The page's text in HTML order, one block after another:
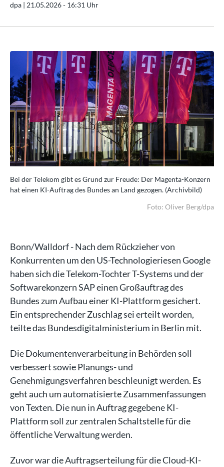
dpa | 21.05.2026 - 16:31 Uhr
Bei der Telekom gibt es Grund zur Freude: Der Magenta-Konzern
hat einen KI-Auftrag des Bundes an Land gezogen. (Archivbild)
Foto: Oliver Berg/dpa
Bonn/Walldorf - Nach dem Rückzieher von
Konkurrenten um den US-Technologieriesen Google
haben sich die Telekom-Tochter T-Systems und der
Softwarekonzern SAP einen Großauftrag des
Bundes zum Aufbau einer KI-Plattform gesichert.
Ein entsprechender Zuschlag sei erteilt worden,
teilte das Bundesdigitalministerium in Berlin mit.
Die Dokumentenverarbeitung in Behörden soll
verbessert sowie Planungs- und
Genehmigungsverfahren beschleunigt werden. Es
geht auch um automatisierte Zusammenfassungen
von Texten. Die nun in Auftrag gegebene KI-
Plattform soll zur zentralen Schaltstelle für die
öffentliche Verwaltung werden.
Zuvor war die Auftragserteilung für die Cloud-KI-